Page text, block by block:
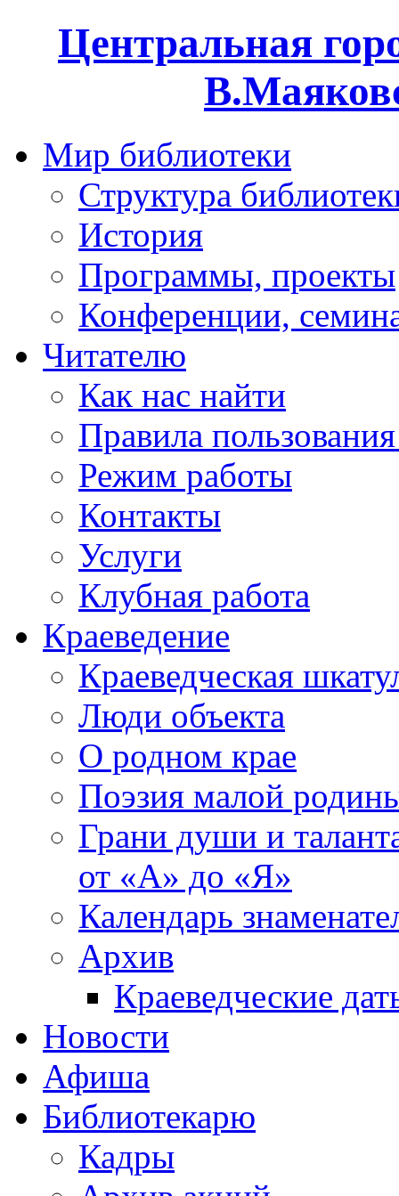
Центральная
Мир библиотеки
Структура
История
Программы, проекты
Конференции,
Читателю
Как нас найти
Правила
Режим работы
Контакты
Услуги
Клубная работа
Краеведение
Краеведческая
Люди объекта
О родном крае
Поэзия малой
Грани души и
от «А» до «Я»
Календарь
Архив
Краеведческие
Новости
Афиша
Библиотекарю
Кадры